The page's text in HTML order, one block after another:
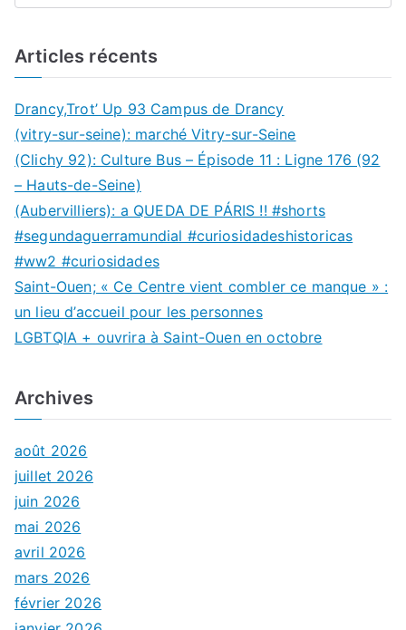
Articles récents
Drancy,Trot’ Up 93 Campus de Drancy
(vitry-sur-seine): marché Vitry-sur-Seine
(Clichy 92): Culture Bus – Épisode 11 : Ligne 176 (92
– Hauts-de-Seine)
(Aubervilliers): a QUEDA DE PÁRIS !! #shorts
#segundaguerramundial #curiosidadeshistoricas
#ww2 #curiosidades
Saint-Ouen; « Ce Centre vient combler ce manque » :
un lieu d’accueil pour les personnes
LGBTQIA + ouvrira à Saint-Ouen en octobre
Archives
août 2026
juillet 2026
juin 2026
mai 2026
avril 2026
mars 2026
février 2026